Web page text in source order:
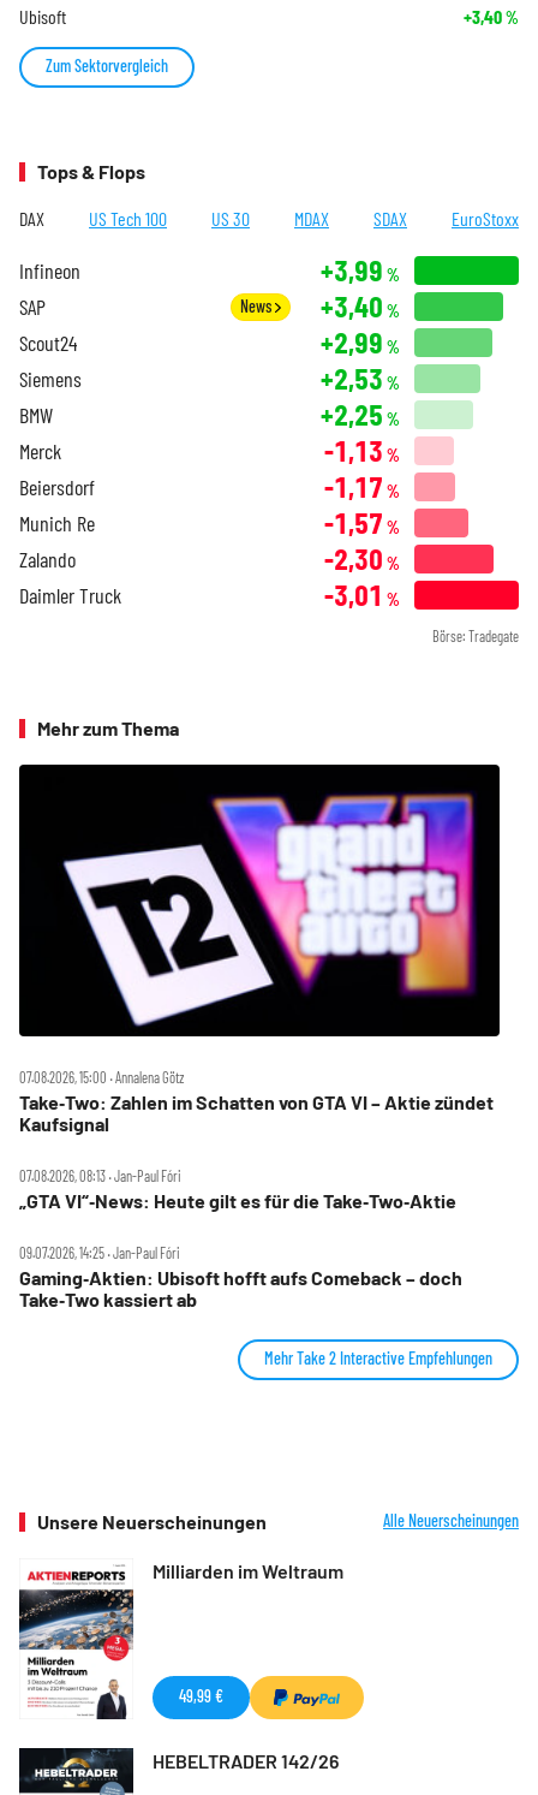
Ubisoft +3,40%
Zum Sektorvergleich
Tops & Flops
DAX US Tech 100 US 30 MDAX SDAX EuroStoxx
Infineon +3,99 %
SAP News +3,40 %
Scout24 +2,99 %
Siemens +2,53 %
BMW +2,25 %
Merck -1,13 %
Beiersdorf -1,17 %
Munich Re -1,57 %
Zalando -2,30 %
Daimler Truck -3,01 %
Börse: Tradegate
Mehr zum Thema
07.08.2026, 15:00 ‧ Annalena Götz
Take‑Two: Zahlen im Schatten von GTA VI – Aktie zündet
Kaufsignal
07.08.2026, 08:13 ‧ Jan-Paul Fóri
„GTA VI“‑News: Heute gilt es für die Take‑Two‑Aktie
09.07.2026, 14:25 ‧ Jan-Paul Fóri
Gaming‑Aktien: Ubisoft hofft aufs Comeback – doch
Take‑Two kassiert ab
Mehr Take 2 Interactive Empfehlungen
Unsere Neuerscheinungen Alle Neuerscheinungen
Milliarden im Weltraum
49,99 €
HEBELTRADER 142/26